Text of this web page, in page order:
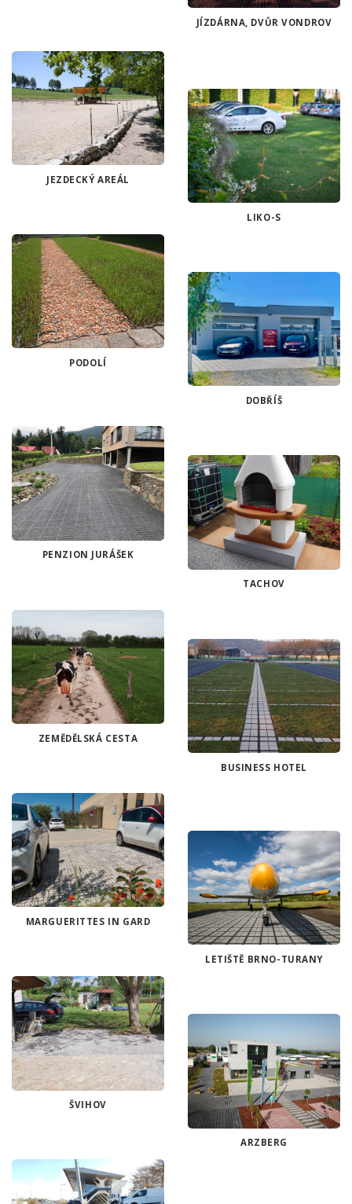
JÍZDÁRNA, DVŮR VONDROV
JEZDECKÝ AREÁL
LIKO-S
PODOLÍ
DOBŘÍŠ
PENZION JURÁŠEK
TACHOV
ZEMĚDĚLSKÁ CESTA
BUSINESS HOTEL
MARGUERITTES IN GARD
LETIŠTĚ BRNO-TURANY
ŠVIHOV
ARZBERG